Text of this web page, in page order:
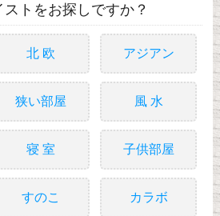
ストをお探しですか？
北 欧 アジアン
狭い部屋 風 水
寝 室 子供部屋
すのこ カラボ